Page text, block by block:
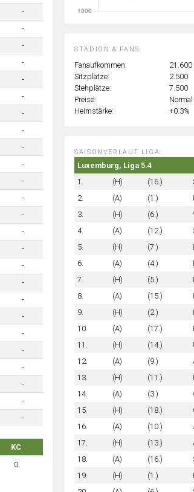
-
-
-
-
-
-
-
-
-
-
-
-
-
-
-
-
-
-
-
-
-
-
-
-
-
KC
0
STADION & FANS:
Fanaufkommen:
21.600
Sitzplätze:
2.500
Stehplätze:
7.500
Preise:
Normal
Heimstärke:
+0.3%
SAISONVERLAUF LIGA:
Luxemburg, Liga 5.4
1.
(H) (16.)
2.
(A) (1.)
3.
(H) (6.)
4.
(A) (12.)
5.
(H) (7.)
6.
(A) (4.)
7.
(H) (5.)
8.
(A) (15.)
9.
(H) (2.)
10.
(A) (17.)
11.
(H) (14.)
12.
(A) (9.)
13.
(H) (11.)
14.
(A) (3.)
15.
(H) (18.)
16.
(A) (10.)
17.
(H) (13.)
18.
(A) (16.)
19.
(H) (1.)